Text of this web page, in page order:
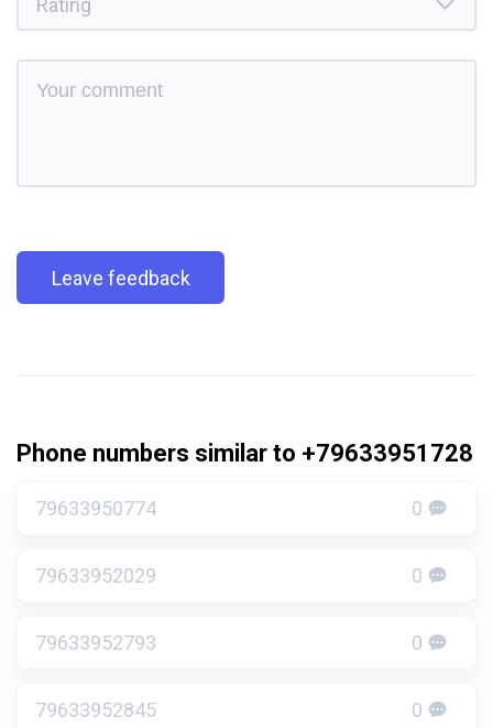
Leave feedback
Phone numbers similar to +79633951728
79633950774 0
79633952029 0
79633952793 0
79633952845 0